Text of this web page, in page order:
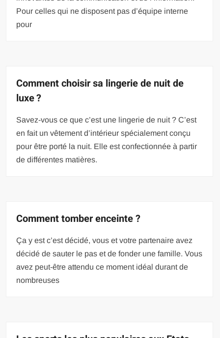
Pour celles qui ne disposent pas d’équipe interne
pour
Comment choisir sa lingerie de nuit de
luxe ?
Savez-vous ce que c’est une lingerie de nuit ? C’est
en fait un vêtement d’intérieur spécialement conçu
pour être porté la nuit. Elle est confectionnée à partir
de différentes matières.
Comment tomber enceinte ?
Ça y est c’est décidé, vous et votre partenaire avez
décidé de sauter le pas et de fonder une famille. Vous
avez peut-être attendu ce moment idéal durant de
nombreuses